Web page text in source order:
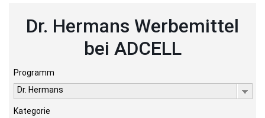
Dr. Hermans Werbemittel
bei ADCELL
Programm
Dr. Hermans
Kategorie